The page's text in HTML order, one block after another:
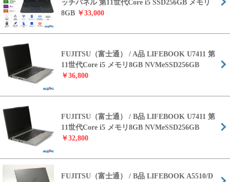
ッチパネル 第11世代Core i5 SSD256GB メモリ
8GB ￥33,000
FUJITSU（富士通） / A品 LIFEBOOK U7411 第
11世代Core i5 メモリ8GB NVMeSSD256GB
￥36,800
FUJITSU（富士通） / B品 LIFEBOOK U7411 第
11世代Core i5 メモリ8GB NVMeSSD256GB
￥32,800
FUJITSU（富士通） / B品 LIFEBOOK A5510/D